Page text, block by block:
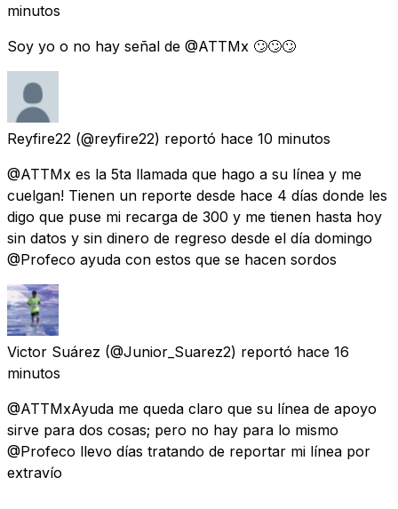
minutos
Soy yo o no hay señal de @ATTMx 🙄🙄🙄
Reyfire22 (@reyfire22) reportó hace 10 minutos
@ATTMx es la 5ta llamada que hago a su línea y me
cuelgan! Tienen un reporte desde hace 4 días donde les
digo que puse mi recarga de 300 y me tienen hasta hoy
sin datos y sin dinero de regreso desde el día domingo
@Profeco ayuda con estos que se hacen sordos
Victor Suárez (@Junior_Suarez2) reportó hace 16
minutos
@ATTMxAyuda me queda claro que su línea de apoyo
sirve para dos cosas; pero no hay para lo mismo
@Profeco llevo días tratando de reportar mi línea por
extravío